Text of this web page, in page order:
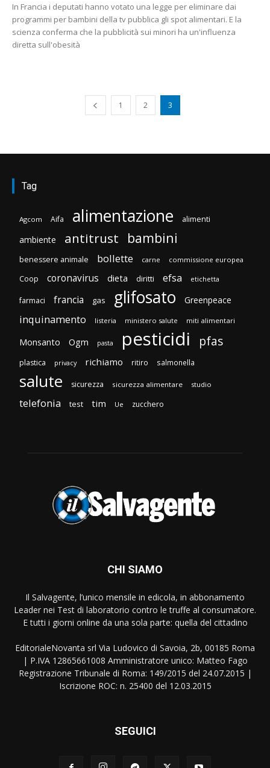
In Francia i deputati hanno votato una legge per eliminare dai
programmi per bambini della tv pubblica gli spot alimentari. E la
scienza conferma che la pubblicità sui minori ha un'influenza
diretta sull'obesità
1 2 3
Tag
Agcom Aifa alimentazione alimenti
ambiente antitrust bambini
benessere animale bollette carne commissione europea
Coop coronavirus dieta diritti efsa etichetta
farmaci francia gas glifosato Greenpeace
inquinamento listeria ministero salute miti alimentari
Monsanto Ogm pasta pesticidi pfas
plastica privacy richiamo ritiro salmonella
salute sicurezza sicurezza alimentare studio
telefonia test tim Ue zucchero
CHI SIAMO
Il Salvagente, l’unico mensile in edicola, in abbonamento
Leader nei Test di laboratorio contro le truffe al consumatore.
E tutti i giorni online da una sola parte: quella del cittadino
EditorialeNovanta srl Via Ludovico di Savoia, 2b, 00185 Roma
| P.IVA 12865661008 Amministratore unico: Matteo Fago
Registrazione Tribunale di Roma: 149/2015 del 24.07.2015 |
Iscrizione ROC: n. 25400 del 12.03.2015
SEGUICI